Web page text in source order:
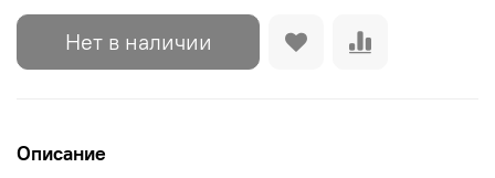
Нет в наличии
Описание